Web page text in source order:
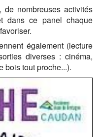
de nombreuses activités
dans ce panel chaque
également (lecture
diverses : cinéma,
bois tout proche...).